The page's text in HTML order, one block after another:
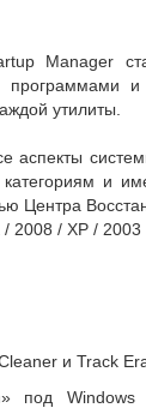
Manager
программами
утилиты.
аспекты
и
Центра
2008 / XP /
и Track
под Windows